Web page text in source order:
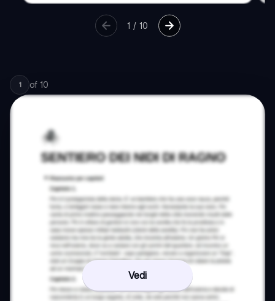
1 / 10
1 of 10
Vedi